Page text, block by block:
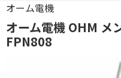
オーム電機
オーム電機 OHM メ
FPN808